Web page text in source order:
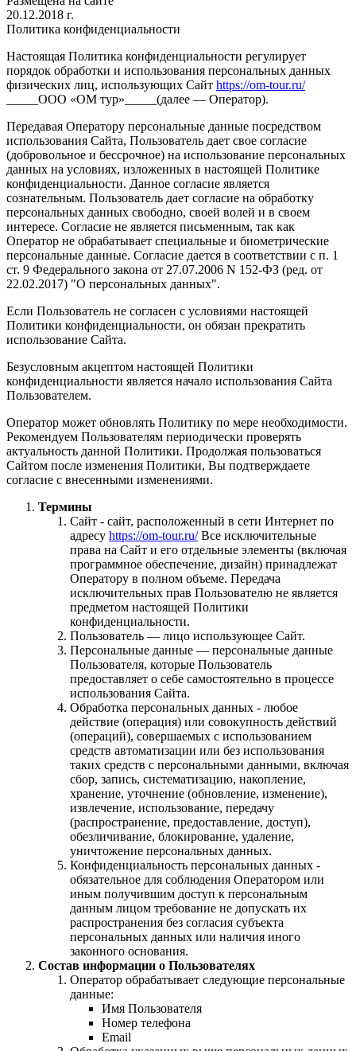
20.12.2018 г.
Политика конфиденциальности
Настоящая Политика конфиденциальности регулирует
порядок обработки и использования персональных данных
физических лиц, использующих Сайт https://om-tour.ru/
_____ООО «ОМ тур»_____(далее — Оператор).
Передавая Оператору персональные данные посредством
использования Сайта, Пользователь дает свое согласие
(добровольное и бессрочное) на использование персональных
данных на условиях, изложенных в настоящей Политике
конфиденциальности. Данное согласие является
сознательным. Пользователь дает согласие на обработку
персональных данных свободно, своей волей и в своем
интересе. Согласие не является письменным, так как
Оператор не обрабатывает специальные и биометрические
персональные данные. Согласие дается в соответствии с п. 1
ст. 9 Федерального закона от 27.07.2006 N 152-ФЗ (ред. от
22.02.2017) "О персональных данных".
Если Пользователь не согласен с условиями настоящей
Политики конфиденциальности, он обязан прекратить
использование Сайта.
Безусловным акцептом настоящей Политики
конфиденциальности является начало использования Сайта
Пользователем.
Оператор может обновлять Политику по мере необходимости.
Рекомендуем Пользователям периодически проверять
актуальность данной Политики. Продолжая пользоваться
Сайтом после изменения Политики, Вы подтверждаете
согласие с внесенными изменениями.
Термины
Сайт - сайт, расположенный в сети Интернет по
адресу https://om-tour.ru/Все исключительные
права на Сайт и его отдельные элементы (включая
программное обеспечение, дизайн) принадлежат
Оператору в полном объеме. Передача
исключительных прав Пользователю не является
предметом настоящей Политики
конфиденциальности.
Пользователь — лицо использующее Сайт.
Персональные данные — персональные данные
Пользователя, которые Пользователь
предоставляет о себе самостоятельно в процессе
использования Сайта.
Обработка персональных данных - любое
действие (операция) или совокупность действий
(операций), совершаемых с использованием
средств автоматизации или без использования
таких средств с персональными данными, включая
сбор, запись, систематизацию, накопление,
хранение, уточнение (обновление, изменение),
извлечение, использование, передачу
(распространение, предоставление, доступ),
обезличивание, блокирование, удаление,
уничтожение персональных данных.
Конфиденциальность персональных данных -
обязательное для соблюдения Оператором или
иным получившим доступ к персональным
данным лицом требование не допускать их
распространения без согласия субъекта
персональных данных или наличия иного
законного основания.
Состав информации о Пользователях
Оператор обрабатывает следующие персональные
данные:
Имя Пользователя
Номер телефона
Email